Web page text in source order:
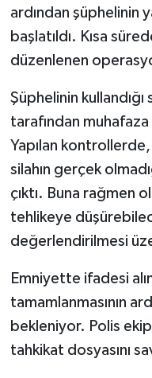
ardından şüphelinin
başlatıldı. Kısa
düzenlenen
Şüphelinin
tarafından muhafaza
Yapılan
silahın gerçek
çıktı. Buna rağmen
tehlikeye
değerlendirilmesi
Emniyette ifadesi
tamamlanmasının
bekleniyor. Polis
tahkikat dosyasını